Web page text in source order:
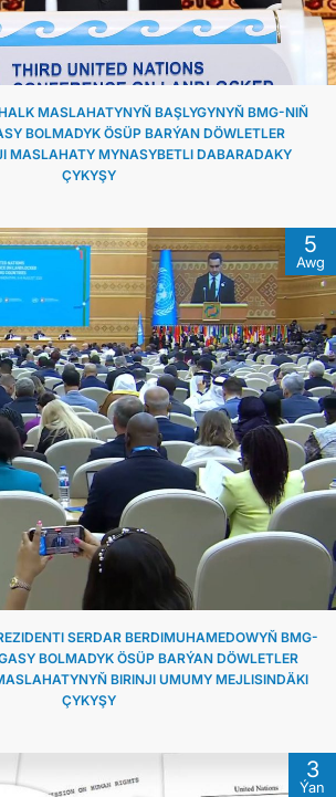
MASLAHATYNYŇ BAŞLYGYNYŇ BMG-NIŇ
BOLMADYK ÖSÜP BARÝAN DÖWLETLER
MASLAHATY MYNASYBETLI DABARADAKY
ÇYKYŞY
5
Awg
SERDAR BERDIMUHAMEDOWYŇ BMG-
BOLMADYK ÖSÜP BARÝAN DÖWLETLER
BIRINJI UMUMY MEJLISINDÄKI
ÇYKYŞY
3
Ýan